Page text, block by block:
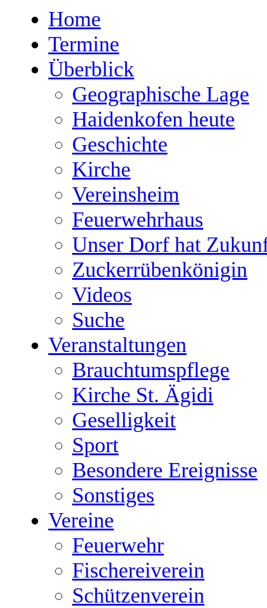
Home
Termine
Überblick
Geographische Lage
Haidenkofen heute
Geschichte
Kirche
Vereinsheim
Feuerwehrhaus
Unser Dorf hat
Zuckerrübenkönigin
Videos
Suche
Veranstaltungen
Brauchtumspflege
Kirche St. Ägidi
Geselligkeit
Sport
Besondere Ereignisse
Sonstiges
Vereine
Feuerwehr
Fischereiverein
Schützenverein